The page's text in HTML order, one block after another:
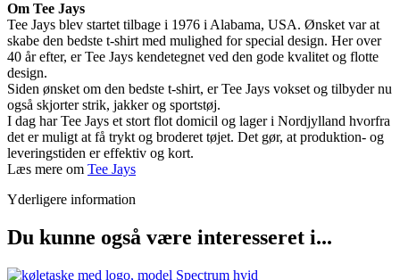
Om Tee Jays
Tee Jays blev startet tilbage i 1976 i Alabama, USA. Ønsket var at
skabe den bedste t-shirt med mulighed for special design. Her over
40 år efter, er Tee Jays kendetegnet ved den gode kvalitet og flotte
design.
Siden ønsket om den bedste t-shirt, er Tee Jays vokset og tilbyder nu
også skjorter strik, jakker og sportstøj.
I dag har Tee Jays et stort flot domicil og lager i Nordjylland hvorfra
det er muligt at få trykt og broderet tøjet. Det gør, at produktion- og
leveringstiden er effektiv og kort.
Læs mere om Tee Jays
Yderligere information
Du kunne også være interesseret i...